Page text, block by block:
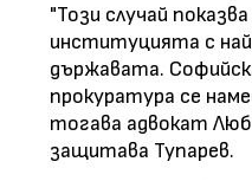
"Този случай
институцията с
държавата.
прокуратура се
тогава адвокат
защитава Тупарев.